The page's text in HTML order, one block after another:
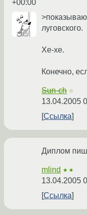
+00:00
луговского.
Хе-хе.
Конечно,
Sun-ch ☆
13.04.2005
Ссылка
Диплом
mlind ★★
13.04.2005
Ссылка